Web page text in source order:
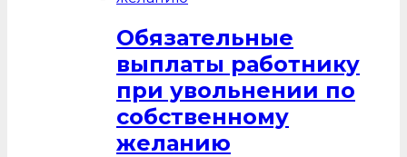
Обязательные
выплаты работнику
при увольнении по
собственному
желанию